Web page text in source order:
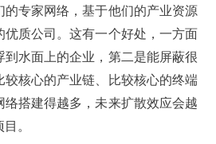
专家网络，基于他们的产业资源
质公司。这有一个好处，一方面
水面上的企业，第二是能屏蔽很
核心的产业链、比较核心的终端
搭建得越多，未来扩散效应会越
。